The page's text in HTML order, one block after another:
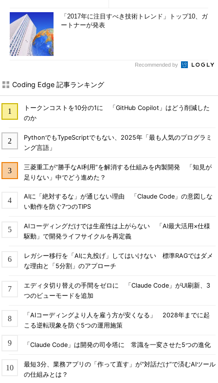
「2017年に注目すべき技術トレンド」トップ10、ガ
ートナーが発表
Recommended by
Coding Edge 記事ランキング
トークンコストを10分の1に 「GitHub Copilot」はどう削減した
のか
PythonでもTypeScriptでもない、2025年「最も人気のプログラミ
ング言語」
三菱重工が“勝手なAI利用”を解消する仕組みを内製開発 「知見が
足りない」中でどう進めた？
AIに「絶対するな」が通じない理由 「Claude Code」の意図しな
い動作を防ぐ7つのTIPS
AIコーディングだけでは生産性は上がらない 「AI最大活用×仕様
駆動」で開発ライフサイクルを再定義
レガシー移行を「AIに丸投げ」してはいけない 標準RAGではダメ
な理由と「5分割」のアプローチ
エディタ切り替えの手間をゼロに 「Claude Code」がUI刷新、3
つのビューモードを追加
「AIコーディングより人を雇う方が安くなる」 2028年までに起
こる逆転現象を防ぐ5つの運用施策
「Claude Code」は開発の司令塔に 常識を一変させた5つの進化
最短3分、業務アプリの「作って直す」が“対話だけ”で済むAIツール
の仕組みとは？